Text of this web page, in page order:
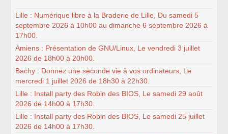
Lille : Numérique libre à la Braderie de Lille, Du samedi 5
septembre 2026 à 10h00 au dimanche 6 septembre 2026 à
17h00.
Amiens : Présentation de GNU/Linux, Le vendredi 3 juillet
2026 de 18h00 à 20h00.
Bachy : Donnez une seconde vie à vos ordinateurs, Le
mercredi 1 juillet 2026 de 18h30 à 22h30.
Lille : Install party des Robin des BIOS, Le samedi 29 août
2026 de 14h00 à 17h30.
Lille : Install party des Robin des BIOS, Le samedi 25 juillet
2026 de 14h00 à 17h30.